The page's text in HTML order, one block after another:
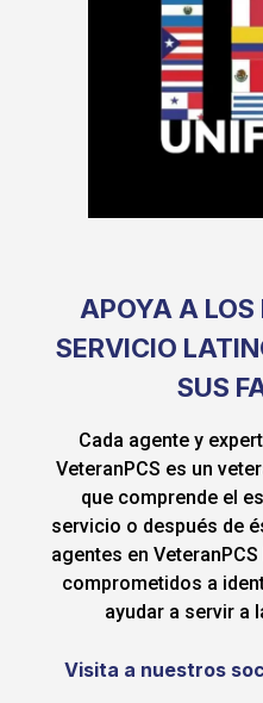
APOYA A LOS
SERVICIO
SUS
Cada agente y
VeteranPCS es un
que comprende el
servicio o después de
agentes en
comprometidos a
ayudar a servir a
Visita a nuestros